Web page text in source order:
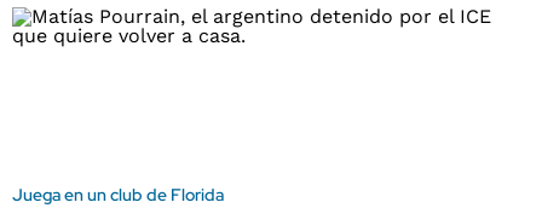
Juega en un club de Florida